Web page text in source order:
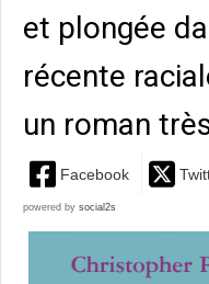
et plongée
récente
un roman
Facebook
powered by social2s